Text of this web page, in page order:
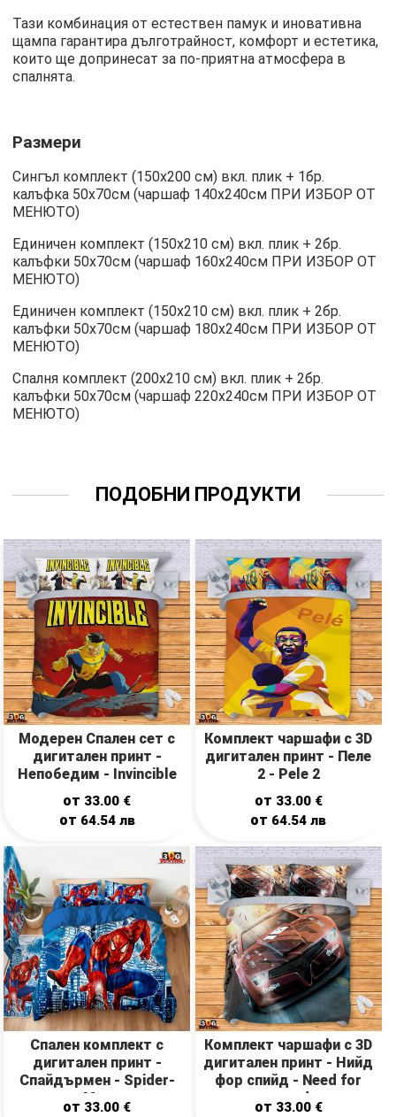
Тази комбинация от естествен памук и иновативна
щампа гарантира дълготрайност, комфорт и естетика,
които ще допринесат за по-приятна атмосфера в
спалнята.
Размери
Сингъл комплект (150х200 см) вкл. плик + 1бр.
калъфка 50х70см (чаршаф 140х240см ПРИ ИЗБОР ОТ
МЕНЮТО)
Единичен комплект (150х210 см) вкл. плик + 2бр.
калъфки 50х70см (чаршаф 160х240см ПРИ ИЗБОР ОТ
МЕНЮТО)
Единичен комплект (150х210 см) вкл. плик + 2бр.
калъфки 50х70см (чаршаф 180х240см ПРИ ИЗБОР ОТ
МЕНЮТО)
Спалня комплект (200х210 см) вкл. плик + 2бр.
калъфки 50х70см (чаршаф 220х240см ПРИ ИЗБОР ОТ
МЕНЮТО)
ПОДОБНИ ПРОДУКТИ
Модерен Спален сет с
дигитален принт -
Непобедим - Invincible
от 33.00 €
от 64.54 лв
Комплект чаршафи с 3D
дигитален принт - Пеле
2 - Pele 2
от 33.00 €
от 64.54лв
Спален комплект с
дигитален принт -
Спайдърмен - Spider-
Man
от 33.00 €
Комплект чаршафи с 3D
дигитален принт - Нийд
фор спийд - Need for
speed
от 33.00 €